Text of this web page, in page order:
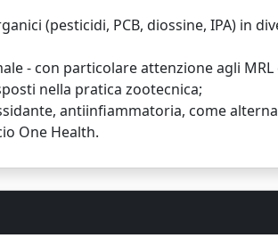
(pesticidi, PCB, diossine, IPA) in
- con particolare attenzione agli
nella pratica zootecnica;
antiinfiammatoria, come
One Health.